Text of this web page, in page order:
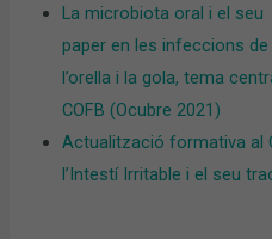
La microbiota oral i el seu
paper en les infeccions de
l’orella i la gola, tema
COFB (Ocubre 2021)
Actualització formativa al
l’Intestí Irritable i el seu